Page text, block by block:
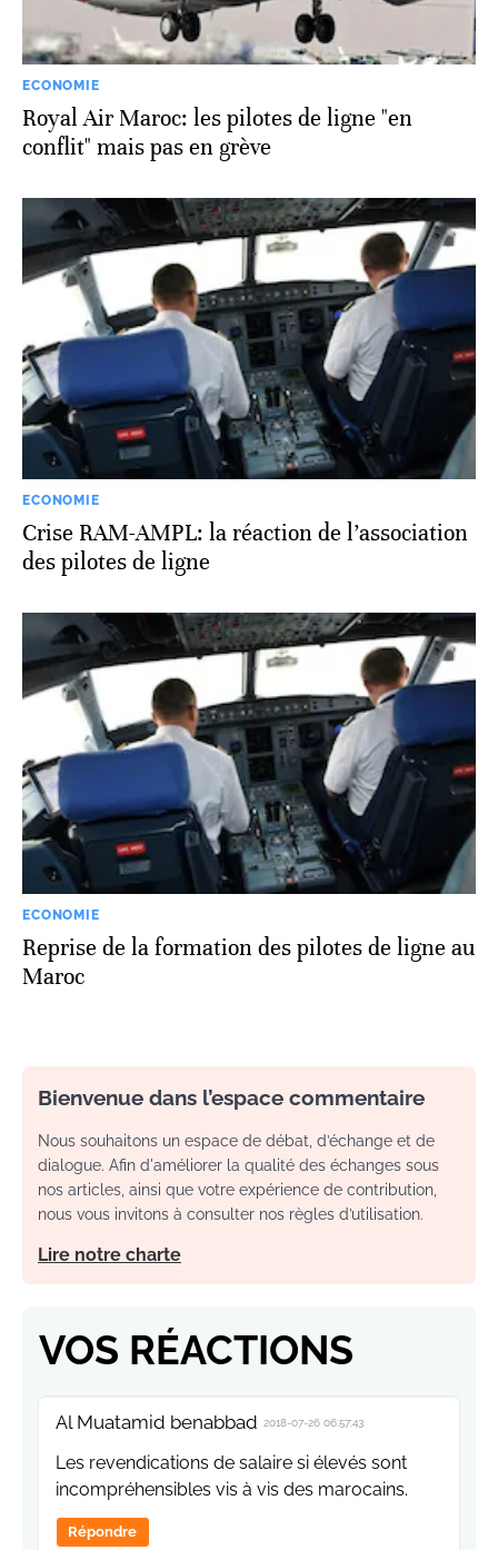
ECONOMIE
Royal Air Maroc: les pilotes de ligne "en
conflit" mais pas en grève
ECONOMIE
Crise RAM-AMPL: la réaction de l’association
des pilotes de ligne
ECONOMIE
Reprise de la formation des pilotes de ligne au
Maroc
Bienvenue dans l’espace commentaire
Nous souhaitons un espace de débat, d’échange et de
dialogue. Afin d'améliorer la qualité des échanges sous
nos articles, ainsi que votre expérience de contribution,
nous vous invitons à consulter nos règles d’utilisation.
Lire notre charte
VOS RÉACTIONS
Al Muatamid benabbad 2018-07-26 06:57:43
Les revendications de salaire si élevés sont
incompréhensibles vis à vis des marocains.
Répondre